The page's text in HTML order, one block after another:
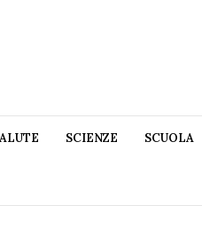
SCIENZE SCUOLA